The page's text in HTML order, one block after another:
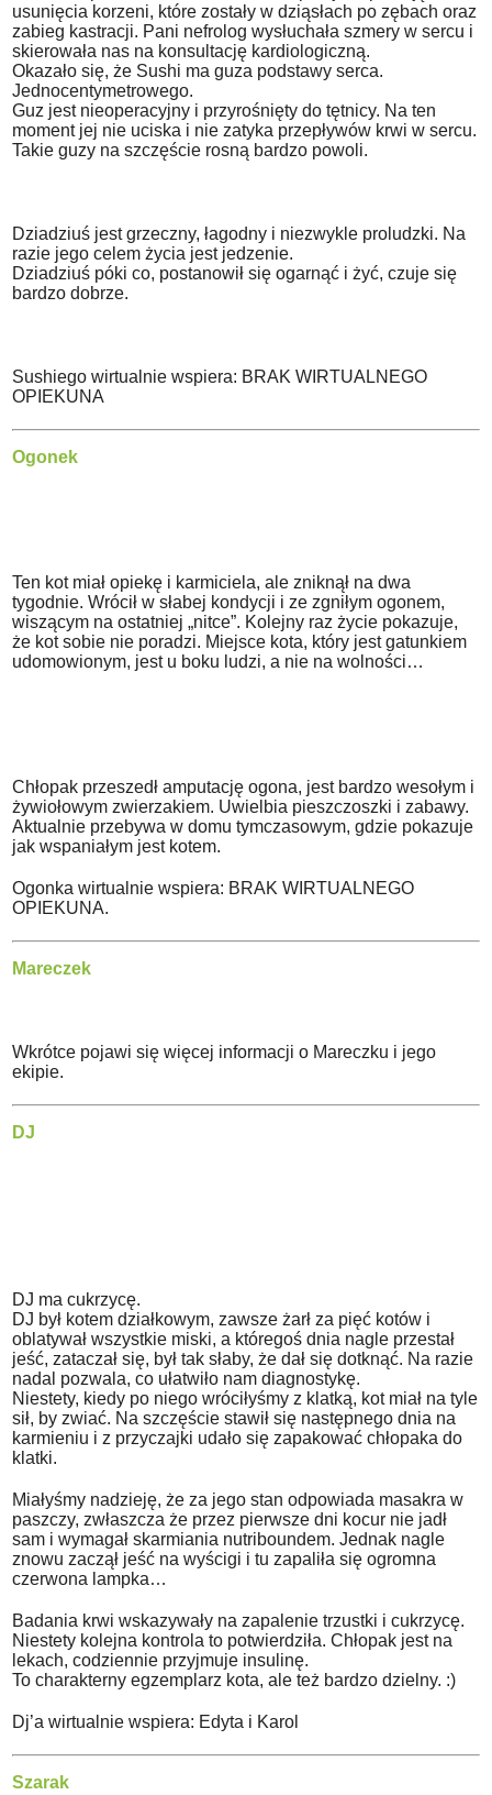
usunięcia korzeni, które zostały w dziąsłach po zębach oraz
zabieg kastracji. Pani nefrolog wysłuchała szmery w sercu i
skierowała nas na konsultację kardiologiczną.
Okazało się, że Sushi ma guza podstawy serca.
Jednocentymetrowego.
Guz jest nieoperacyjny i przyrośnięty do tętnicy. Na ten
moment jej nie uciska i nie zatyka przepływów krwi w sercu.
Takie guzy na szczęście rosną bardzo powoli.
Dziadziuś jest grzeczny, łagodny i niezwykle proludzki. Na
razie jego celem życia jest jedzenie.
Dziadziuś póki co, postanowił się ogarnąć i żyć, czuje się
bardzo dobrze.
Sushiego wirtualnie wspiera: BRAK WIRTUALNEGO
OPIEKUNA
Ogonek
Ten kot miał opiekę i karmiciela, ale zniknął na dwa
tygodnie. Wrócił w słabej kondycji i ze zgniłym ogonem,
wiszącym na ostatniej „nitce”. Kolejny raz życie pokazuje,
że kot sobie nie poradzi. Miejsce kota, który jest gatunkiem
udomowionym, jest u boku ludzi, a nie na wolności…
Chłopak przeszedł amputację ogona, jest bardzo wesołym i
żywiołowym zwierzakiem. Uwielbia pieszczoszki i zabawy.
Aktualnie przebywa w domu tymczasowym, gdzie pokazuje
jak wspaniałym jest kotem.
Ogonka wirtualnie wspiera: BRAK WIRTUALNEGO
OPIEKUNA.
Mareczek
Wkrótce pojawi się więcej informacji o Mareczku i jego
ekipie.
DJ
DJ ma cukrzycę.
DJ był kotem działkowym, zawsze żarł za pięć kotów i
oblatywał wszystkie miski, a któregoś dnia nagle przestał
jeść, zataczał się, był tak słaby, że dał się dotknąć. Na razie
nadal pozwala, co ułatwiło nam diagnostykę.
Niestety, kiedy po niego wróciłyśmy z klatką, kot miał na tyle
sił, by zwiać. Na szczęście stawił się następnego dnia na
karmieniu i z przyczajki udało się zapakować chłopaka do
klatki.
Miałyśmy nadzieję, że za jego stan odpowiada masakra w
paszczy, zwłaszcza że przez pierwsze dni kocur nie jadł
sam i wymagał skarmiania nutriboundem. Jednak nagle
znowu zaczął jeść na wyścigi i tu zapaliła się ogromna
czerwona lampka…
Badania krwi wskazywały na zapalenie trzustki i cukrzycę.
Niestety kolejna kontrola to potwierdziła. Chłopak jest na
lekach, codziennie przyjmuje insulinę.
To charakterny egzemplarz kota, ale też bardzo dzielny. :)
Dj’a wirtualnie wspiera: Edyta i Karol
Szarak